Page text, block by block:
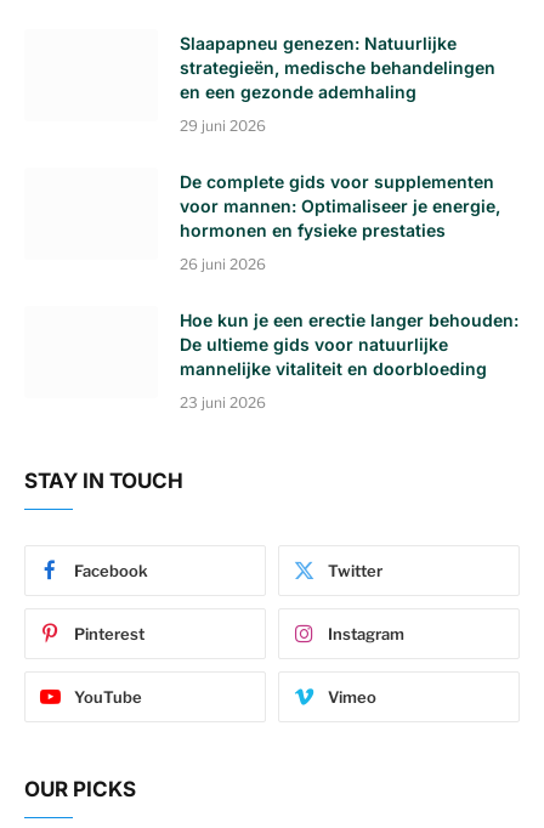
Slaapapneu genezen: Natuurlijke
strategieën, medische behandelingen
en een gezonde ademhaling
29 juni 2026
De complete gids voor supplementen
voor mannen: Optimaliseer je energie,
hormonen en fysieke prestaties
26 juni 2026
Hoe kun je een erectie langer behouden:
De ultieme gids voor natuurlijke
mannelijke vitaliteit en doorbloeding
23 juni 2026
STAY IN TOUCH
Facebook Twitter
Pinterest Instagram
YouTube Vimeo
OUR PICKS